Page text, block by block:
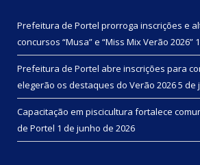
Prefeitura de Portel prorroga inscrições e
concursos “Musa” e “Miss Mix Verão 2026”
Prefeitura de Portel abre inscrições para
elegerão os destaques do Verão 20265 de
Capacitação em piscicultura fortalece
de Portel 1 de junho de 2026